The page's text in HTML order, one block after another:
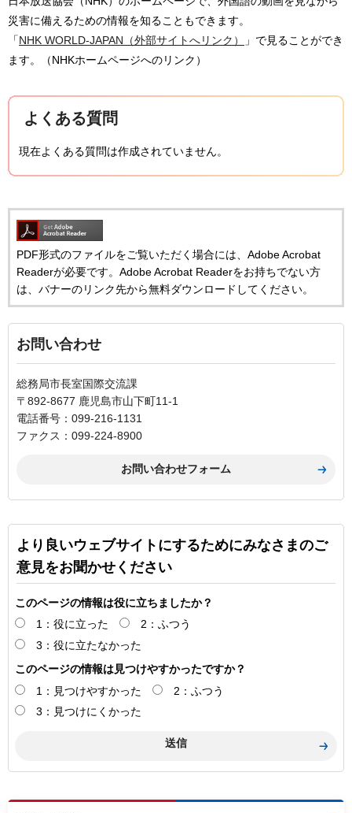
災害に備えるための情報を知ることもできます。
「NHK WORLD-JAPAN（外部サイトへリンク）
」で見ることができ
ます。（NHKホームページへのリンク）
よくある質問
現在よくある質問は作成されていません。
PDF形式のファイルをご覧いただく場合には、Adobe Acrobat
Readerが必要です。Adobe Acrobat Readerをお持ちでない方
は、バナーのリンク先から無料ダウンロードしてください。
お問い合わせ
総務局市長室国際交流課
〒892-8677 鹿児島市山下町11-1
電話番号：099-216-1131
ファクス：099-224-8900
より良いウェブサイトにするためにみなさまのご
意見をお聞かせください
このページの情報は役に立ちましたか？
1：役に立った
2：ふつう
3：役に立たなかった
このページの情報は見つけやすかったですか？
1：見つけやすかった
2：ふつう
3：見つけにくかった